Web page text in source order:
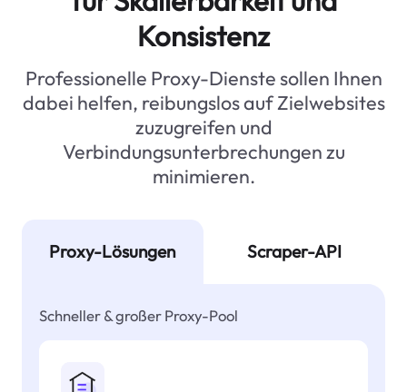
Konsistenz
Professionelle Proxy-Dienste sollen Ihnen
dabei helfen, reibungslos auf Zielwebsites
zuzugreifen und
Verbindungsunterbrechungen zu
minimieren.
Proxy-Lösungen Scraper-API
Schneller & großer Proxy-Pool